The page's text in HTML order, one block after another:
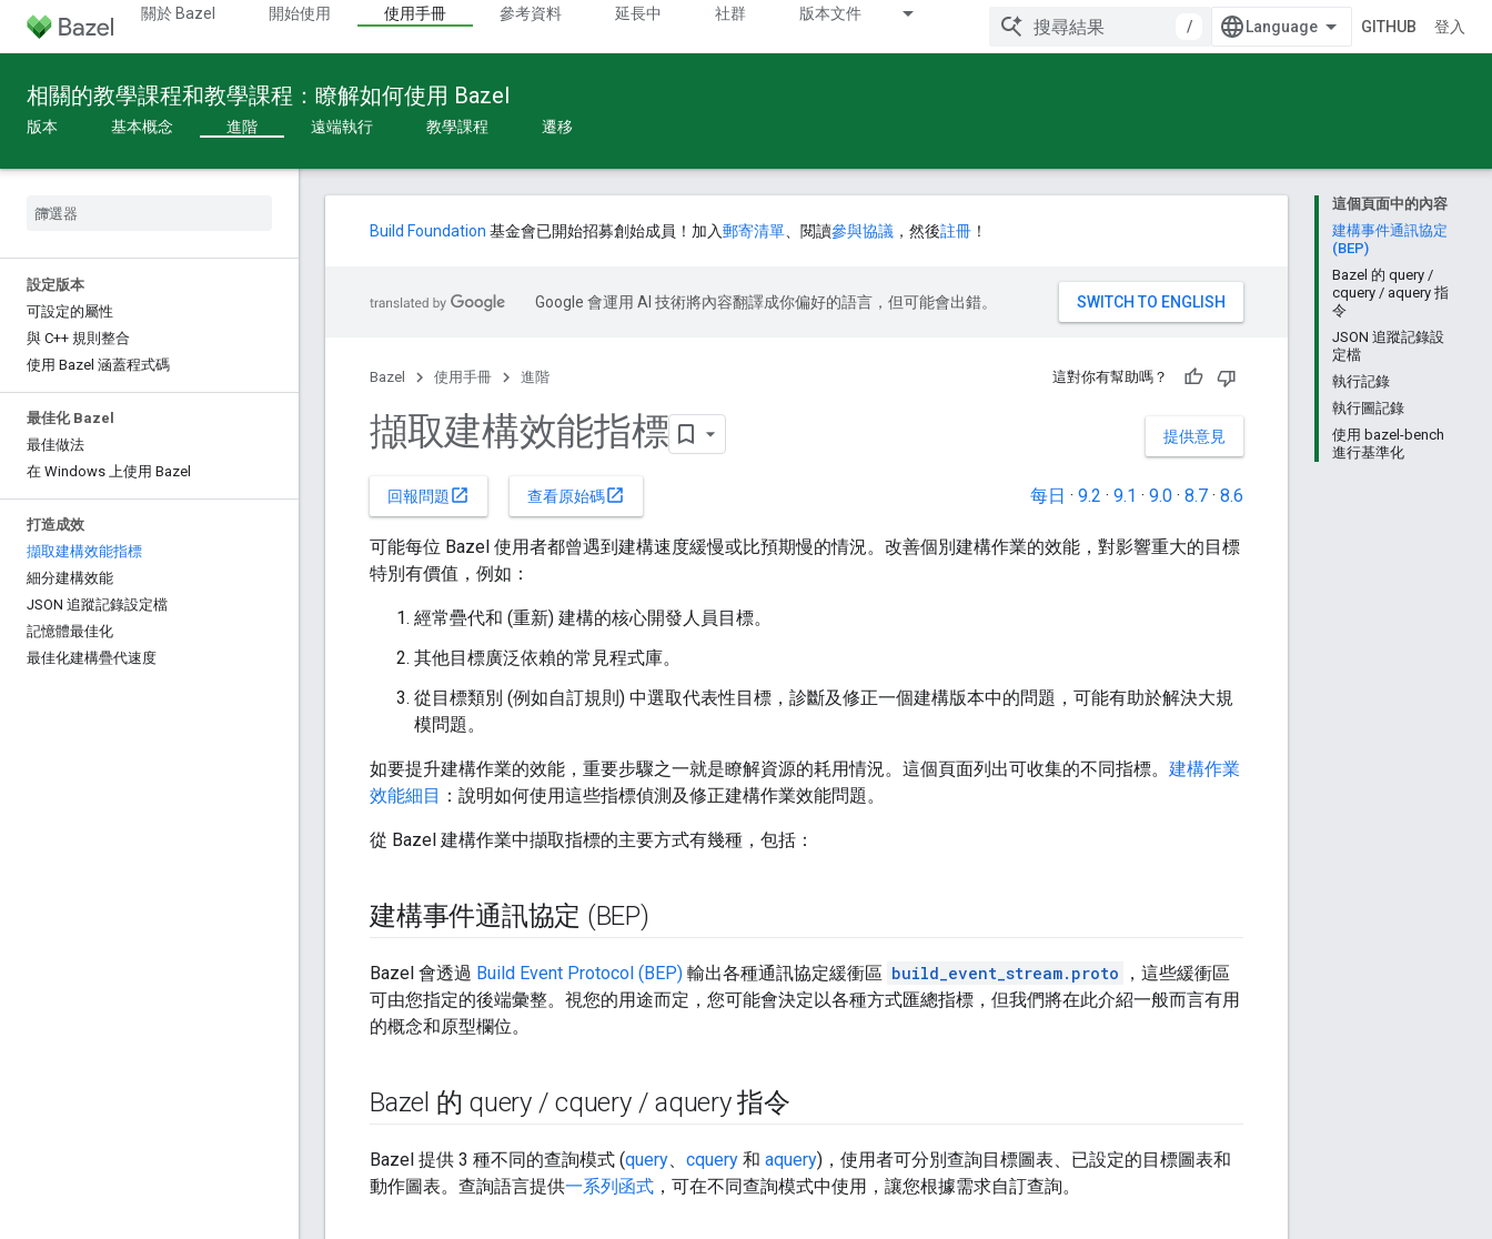
關於 Bazel 開始使用 使用手冊 參考資料 延長中 社群 版本文件
/ GITHUB 登入
相關的教學課程和教學課程：瞭解如何使用 Bazel
版本 基本概念 進階 遠端執行 教學課程 遷移
設定版本
可設定的屬性
與 C++ 規則整合
使用 Bazel 涵蓋程式碼
最佳化 Bazel
最佳做法
在 Windows 上使用 Bazel
打造成效
擷取建構效能指標
細分建構效能
JSON 追蹤記錄設定檔
記憶體最佳化
最佳化建構疊代速度
這個頁面中的內容
建構事件通訊協定
(BEP)
Bazel 的 query /
cquery / aquery 指
令
JSON 追蹤記錄設
定檔
執行記錄
執行圖記錄
使用 bazel-bench
進行基準化
Build Foundation 基金會已開始招募創始成員！加入郵寄清單 、閱讀參與協議 ，然後註冊 ！
Google 會運用 AI 技術將內容翻譯成你偏好的語言，但可能會出錯。
Bazel 使用手冊 進階 這對你有幫助嗎？
提供意見
擷取建構效能指標
回報問題 open_in_new 查看原始碼open_in_new 每日 · 9.2 · 9.1 · 9.0 · 8.7 · 8.6
可能每位 Bazel 使用者都曾遇到建構速度緩慢或比預期慢的情況。改善個別建構作業的效能，對影響重大的目標
特別有價值，例如：
經常疊代和 (重新) 建構的核心開發人員目標。
其他目標廣泛依賴的常見程式庫。
從目標類別 (例如自訂規則) 中選取代表性目標，診斷及修正一個建構版本中的問題，可能有助於解決大規
模問題。
如要提升建構作業的效能，重要步驟之一就是瞭解資源的耗用情況。這個頁面列出可收集的不同指標。 建構作業
效能細目 ：說明如何使用這些指標偵測及修正建構作業效能問題。
從 Bazel 建構作業中擷取指標的主要方式有幾種，包括：
建構事件通訊協定 (BEP)
Bazel 會透過 Build Event Protocol (BEP) 輸出各種通訊協定緩衝區 build_event_stream.proto
，這些緩衝區
可由您指定的後端彙整。視您的用途而定，您可能會決定以各種方式匯總指標，但我們將在此介紹一般而言有用
的概念和原型欄位。
Bazel 的 query / cquery / aquery 指令
Bazel 提供 3 種不同的查詢模式 (query、 cquery 和 aquery)，使用者可分別查詢目標圖表、已設定的目標圖表和
動作圖表。查詢語言提供一系列函式 ，可在不同查詢模式中使用，讓您根據需求自訂查詢。